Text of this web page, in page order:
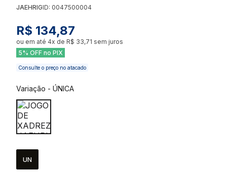
JAEHRIGID: 0047500004
R$ 134,87
ou em até 4x de R$ 33,71 sem juros
5% OFF no PIX
Consulte o preço no atacado
Variação - ÚNICA
UN